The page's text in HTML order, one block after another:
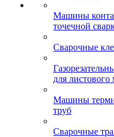
Машины
точечной
Сварочные
для листового
Машины
труб
Сварочные